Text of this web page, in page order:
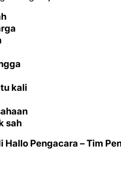
kali
sah
Pengacara – Tim